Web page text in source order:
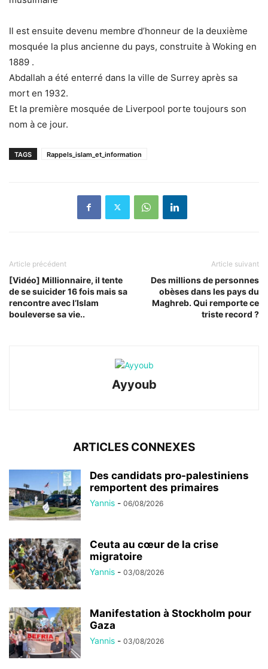
Il est ensuite devenu membre d’honneur de la deuxième
mosquée la plus ancienne du pays, construite à Woking en
1889 .
Abdallah a été enterré dans la ville de Surrey après sa
mort en 1932.
Et la première mosquée de Liverpool porte toujours son
nom à ce jour.
TAGS Rappels_islam_et_information
Article précédent
[Vidéo] Millionnaire, il tente
de se suicider 16 fois mais sa
rencontre avec l’Islam
bouleverse sa vie..
Article suivant
Des millions de personnes
obèses dans les pays du
Maghreb. Qui remporte ce
triste record ?
Ayyoub
ARTICLES CONNEXES
Des candidats pro-palestiniens
remportent des primaires
Yannis - 06/08/2026
Ceuta au cœur de la crise
migratoire
Yannis - 03/08/2026
Manifestation à Stockholm pour
Gaza
Yannis - 03/08/2026